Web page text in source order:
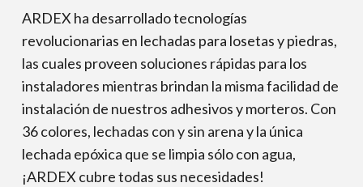
ARDEX ha desarrollado tecnologías
revolucionarias en lechadas para losetas y piedras,
las cuales proveen soluciones rápidas para los
instaladores mientras brindan la misma facilidad de
instalación de nuestros adhesivos y morteros. Con
36 colores, lechadas con y sin arena y la única
lechada epóxica que se limpia sólo con agua,
¡ARDEX cubre todas sus necesidades!